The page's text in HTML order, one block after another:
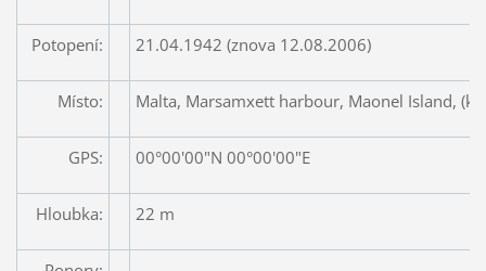
Potopení: 21.04.1942 (znova 12.08.2006)
Místo: Malta, Marsamxett harbour, Maonel Island,
GPS: 00°00'00"N 00°00'00"E
Hloubka: 22 m